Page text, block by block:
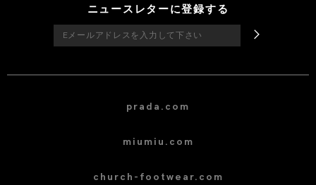
ニュースレターに登録する
prada.com
miumiu.com
church-footwear.com